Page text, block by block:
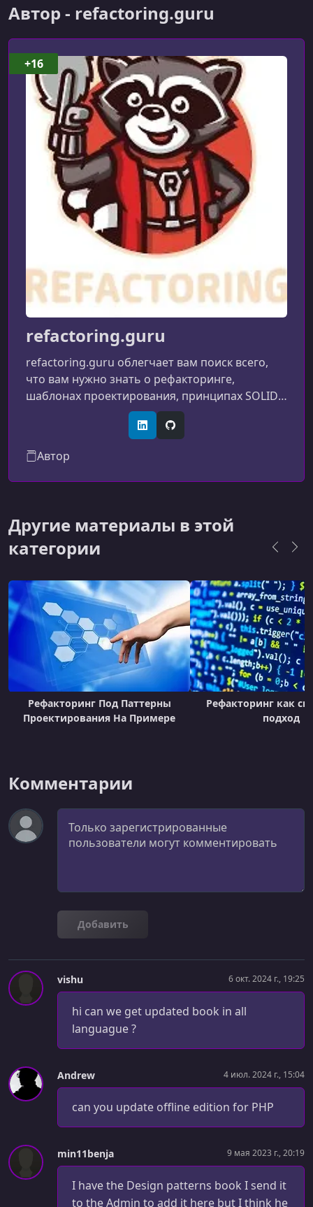
Автор - refactoring.guru
refactoring.guru
refactoring.guru облегчает вам поиск всего,
что вам нужно знать о рефакторинге,
шаблонах проектирования, принципах SOLID
и других темах интеллектуального
программирования. LinkedInGitHub
Автор
+16
Другие материалы в этой
категории
Рефакторинг Под Паттерны
Проектирования На Примере
Рефакторинг как
подход
Комментарии
Комментарий
Добавить
vishu 6 окт. 2024 г., 19:25
hi can we get updated book in all
languague ?
Andrew 4 июл. 2024 г., 15:04
can you update offline edition for PHP
min11benja 9 мая 2023 г., 20:19
I have the Design patterns book I send it
to the Admin to add it here but I think he